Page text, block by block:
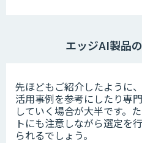
エッジAI製品
先ほどもご紹介したように
活用事例を参考にしたり専
していく場合が大半です。
トにも注意しながら選定を
られるでしょう。